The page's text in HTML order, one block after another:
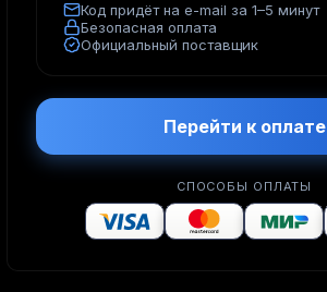
Код придёт на e-mail за 1–5 минут
Безопасная оплата
Официальный поставщик
Перейти к оплате
СПОСОБЫ ОПЛАТЫ